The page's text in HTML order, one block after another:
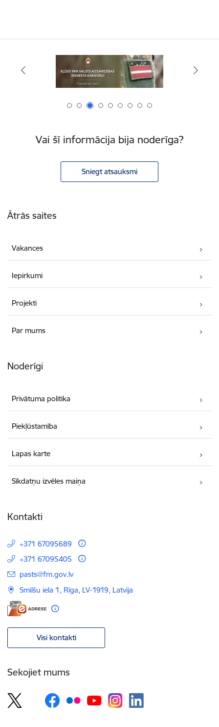
Vai šī informācija bija noderīga?
Sniegt atsauksmi
Ātrās saites
Vakances
Iepirkumi
Projekti
Par mums
Noderīgi
Privātuma politika
Piekļūstamība
Lapas karte
Sīkdatņu izvēles maiņa
Kontakti
+371 67095689
+371 67095405
E-pasts:
pasts@fm.gov.lv
Smilšu iela 1, Rīga, LV-1919, Latvija
Visi kontakti
Sekojiet mums